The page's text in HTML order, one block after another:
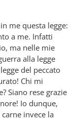
me questa legge:
a me. Infatti
ma nelle mie
alla legge
del peccato
Chi mi
Siano rese grazie
Io dunque,
invece la